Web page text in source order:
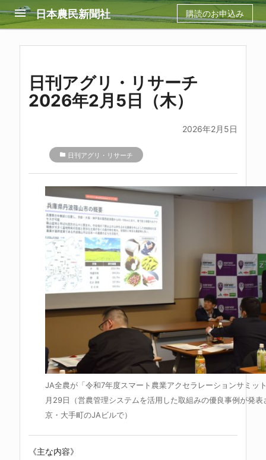
menu 日本農民新聞社 購読のお申込み
日刊アグリ・リサーチ
2026年2月5日（木）
2026年2月5日
folder 日刊アグリ・リサーチ
JA全農が「令和7年度スマート農業アクセラレーションサミッ
月29日（営農管理システムを活用した取組みの優良事例が発表
京・大手町のJAビルで）
《主な内容》